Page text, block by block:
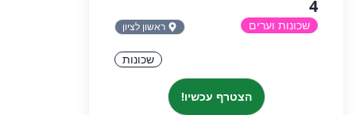
4
שכונות וערים ראשון לציון
שכונות
הצטרף עכשיו!